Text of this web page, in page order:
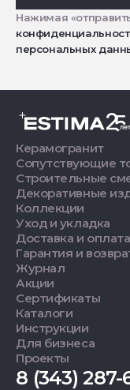
Нажимая
персональных
Керамогранит
Сопутствующие
Строительные
Декоративные
Коллекции
Уход и укладка
Доставка и оплата
Гарантия и
Журнал
Акции
Сертификаты
Каталоги
Инструкции
Для бизнеса
Проекты
8 (343)